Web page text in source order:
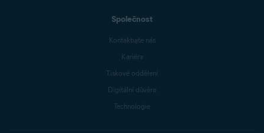
Společnost
Kontaktujte nás
Kariéra
Tiskové oddělení
Digitální důvěra
Technologie